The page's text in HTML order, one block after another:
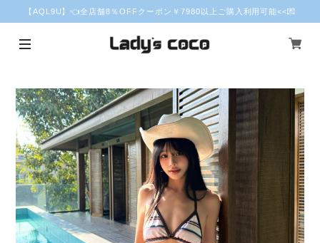
【AQL9U】👈全店舗8％OFFクーポン￥7980以上ご購入利用可能<<💌